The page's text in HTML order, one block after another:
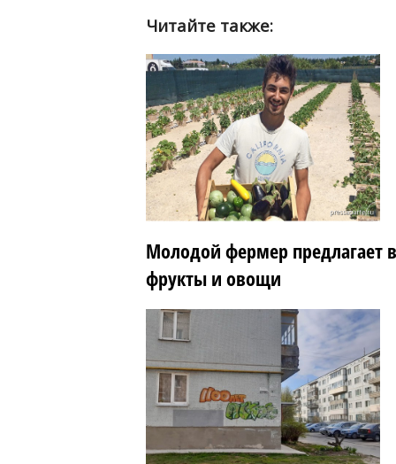
Читайте также:
Молодой фермер
фрукты и овощи